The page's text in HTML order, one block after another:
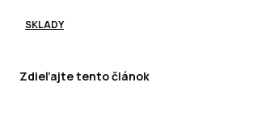
SKLADY
Zdieľajte tento článok